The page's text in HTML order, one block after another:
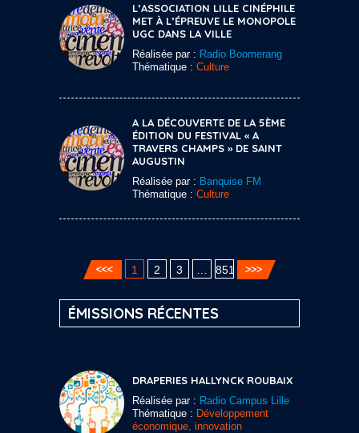
L’ASSOCIATION LILLE CINÉPHILE
MET À L’ÉPREUVE LE MONOPOLE
UGC DANS LA VILLE
Réalisée par : Radio Boomerang
Thématique : Culture
A LA DÉCOUVERTE DE LA 5ÈME
ÉDITION DU FESTIVAL « A
TRAVERS CHAMPS » DE SAINT
AUGUSTIN
Réalisée par : Banquise FM
Thématique : Culture
1 2 3 851
ÉMISSIONS RÉCENTES
DRAPERIES HALLYNCK ROUBAIX
Réalisée par : Radio Campus Lille
Thématique : Développement
économique, innovation